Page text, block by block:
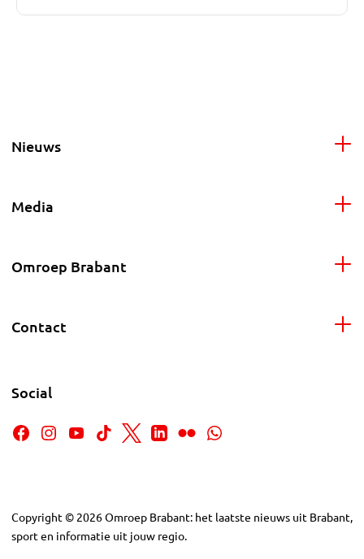
Nieuws
Media
Omroep Brabant
Contact
Social
Copyright © 2026Omroep Brabant: het laatste nieuws uit Brabant,
sport en informatie uit jouw regio.